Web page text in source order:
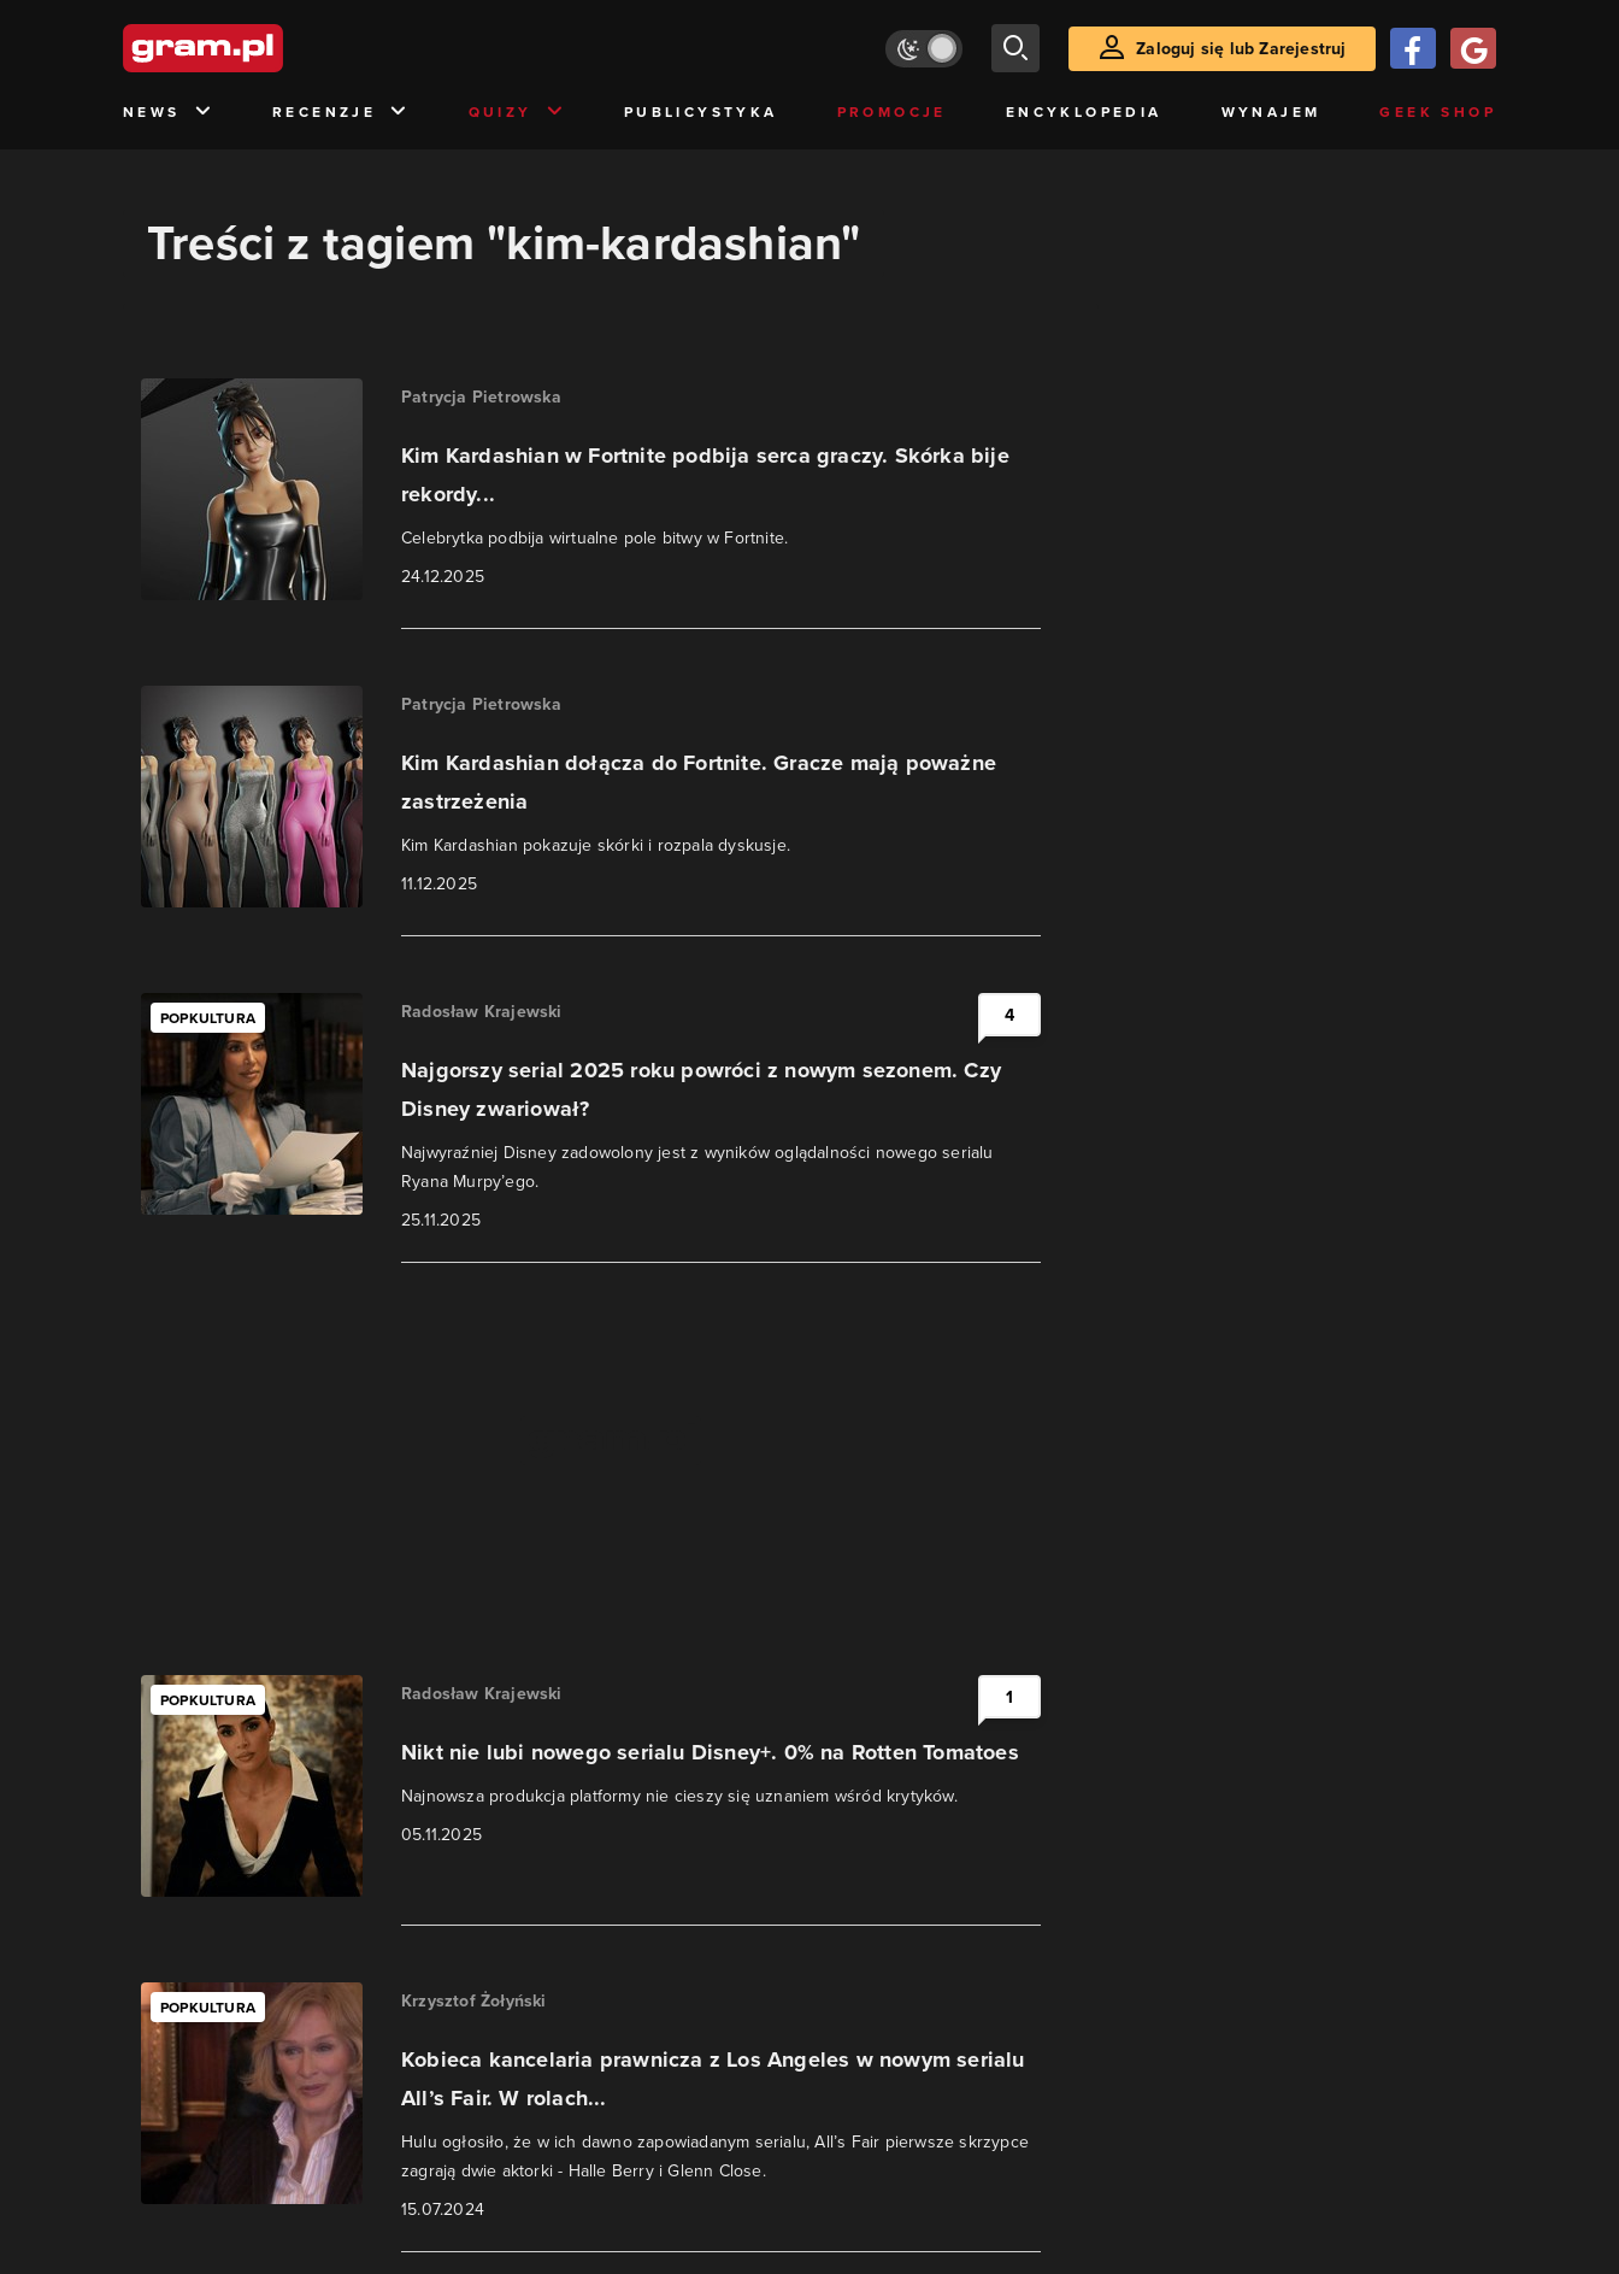
Zaloguj się lub Zarejestruj
NEWS RECENZJE QUIZY PUBLICYSTYKA PROMOCJE ENCYKLOPEDIA WYNAJEM GEEK SHOP
Treści z tagiem "kim-kardashian"
Patrycja Pietrowska
Kim Kardashian w Fortnite podbija serca graczy. Skórka bije
rekordy...
Celebrytka podbija wirtualne pole bitwy w Fortnite.
24.12.2025
Patrycja Pietrowska
Kim Kardashian dołącza do Fortnite. Gracze mają poważne
zastrzeżenia
Kim Kardashian pokazuje skórki i rozpala dyskusje.
11.12.2025
POPKULTURA Radosław Krajewski
Najgorszy serial 2025 roku powróci z nowym sezonem. Czy
Disney zwariował?
Najwyraźniej Disney zadowolony jest z wyników oglądalności nowego serialu
Ryana Murpy’ego.
25.11.2025
4
POPKULTURA Radosław Krajewski
Nikt nie lubi nowego serialu Disney+. 0% na Rotten Tomatoes
Najnowsza produkcja platformy nie cieszy się uznaniem wśród krytyków.
05.11.2025
1
POPKULTURA Krzysztof Żołyński
Kobieca kancelaria prawnicza z Los Angeles w nowym serialu
All’s Fair. W rolach...
Hulu ogłosiło, że w ich dawno zapowiadanym serialu, All’s Fair pierwsze skrzypce
zagrają dwie aktorki - Halle Berry i Glenn Close.
15.07.2024